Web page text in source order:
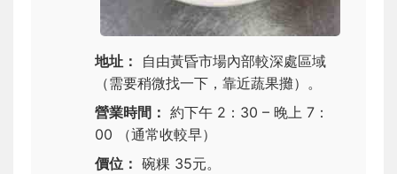
地址：
自由黃昏市場內部較深處區域
（需要稍微找一下，靠近蔬果攤）。
營業時間： 約下午 2：30 – 晚上 7：
00 （通常收較早）
價位： 碗粿 35元。